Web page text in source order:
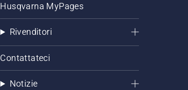
Husqvarna MyPages
Rivenditori
Contattateci
Notizie